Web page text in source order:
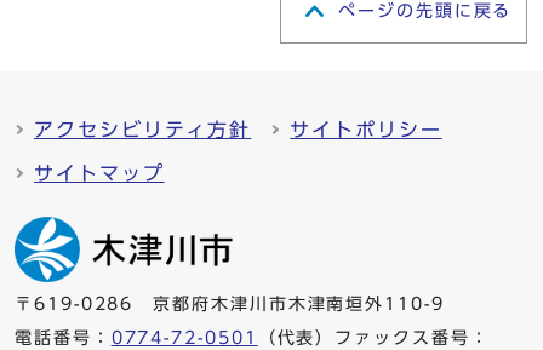
ページの先頭に戻る
アクセシビリティ方針 サイトポリシー
サイトマップ
〒619-0286 京都府木津川市木津南垣外110-9
電話番号： 0774-72-0501
（代表）ファックス番号：